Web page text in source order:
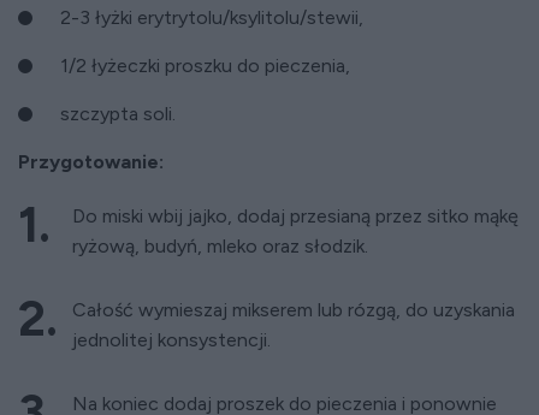
2-3 łyżki erytrytolu/ksylitolu/stewii,
1/2 łyżeczki proszku do pieczenia,
szczypta soli.
Przygotowanie:
Do miski wbij jajko, dodaj przesianą przez sitko mąkę
ryżową, budyń, mleko oraz słodzik.
Całość wymieszaj mikserem lub rózgą, do uzyskania
jednolitej konsystencji.
Na koniec dodaj proszek do pieczenia i ponownie